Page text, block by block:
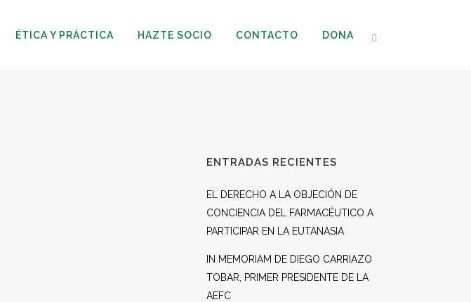
ÉTICA Y PRÁCTICA HAZTE SOCIO CONTACTO DONA
ENTRADAS RECIENTES
EL DERECHO A LA OBJECIÓN DE
CONCIENCIA DEL FARMACÉUTICO A
PARTICIPAR EN LA EUTANASIA
IN MEMORIAM DE DIEGO CARRIAZO
TOBAR, PRIMER PRESIDENTE DE LA
AEFC